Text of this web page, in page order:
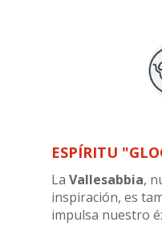
ESPÍRITU
La Vallesabbia,
inspiración, es
impulsa nuestro